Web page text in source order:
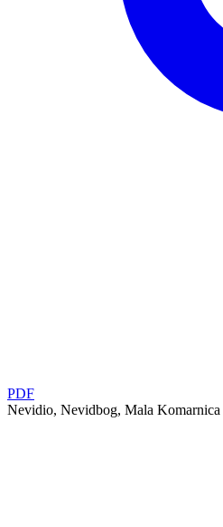
PDF
Nevidio, Nevidbog, Mala Komarnica